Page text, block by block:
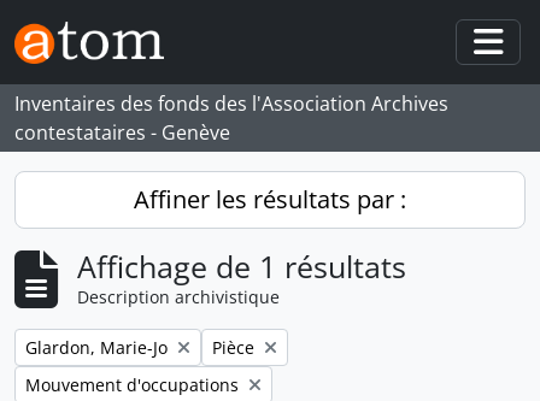
Skip to main content
Inventaires des fonds des l'Association Archives
contestataires - Genève
Affiner les résultats par :
Affichage de 1 résultats
Description archivistique
Remove filter:
Glardon, Marie-Jo Remove filter:
Pièce
Remove filter:
Mouvement d'occupations